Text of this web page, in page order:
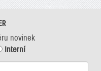
novinek
Interní